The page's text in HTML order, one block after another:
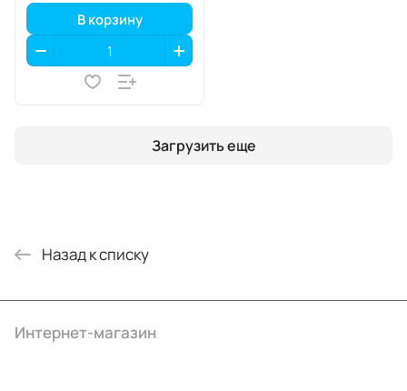
В корзину
Загрузить еще
Назад к списку
Интернет-магазин